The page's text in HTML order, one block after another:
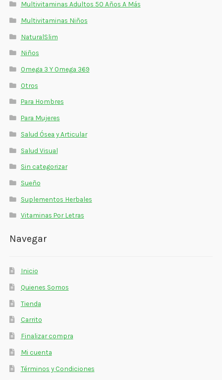
Multivitaminas Adultos 50 Años A Más
Multivitaminas Niños
NaturalSlim
Niños
Omega 3 Y Omega 369
Otros
Para Hombres
Para Mujeres
Salud Ósea y Articular
Salud Visual
Sin categorizar
Sueño
Suplementos Herbales
Vitaminas Por Letras
Navegar
Inicio
Quienes Somos
Tienda
Carrito
Finalizar compra
Mi cuenta
Términos y Condiciones